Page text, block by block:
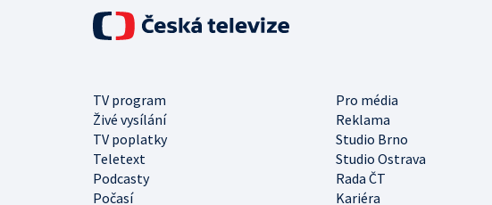
TV program
Pro média
Živé vysílání
Reklama
TV poplatky
Studio Brno
Teletext
Studio Ostrava
Podcasty
Rada ČT
Počasí
Kariéra